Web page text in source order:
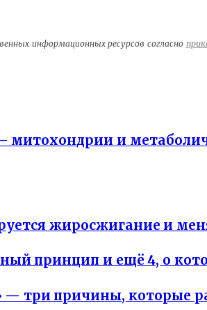
информационных ресурсов согласно
и
жиросжигание и
принцип и ещё 4, о
— три причины, которые